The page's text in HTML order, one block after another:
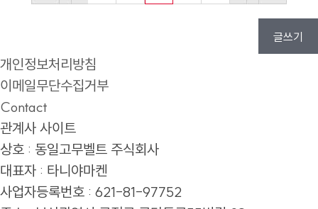
글쓰기
개인정보처리방침
이메일무단수집거부
Contact
관계사 사이트
상호 : 동일고무벨트 주식회사
대표자 : 타니야마켄
사업자등록번호 : 621-81-97752